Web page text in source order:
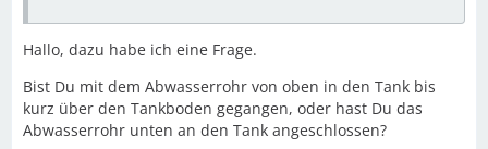
Hallo, dazu habe ich eine Frage.
Bist Du mit dem Abwasserrohr von oben in den Tank bis
kurz über den Tankboden gegangen, oder hast Du das
Abwasserrohr unten an den Tank angeschlossen?